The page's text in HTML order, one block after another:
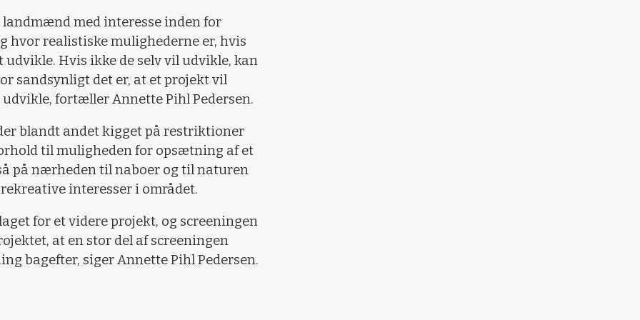
med interesse inden for
hvor realistiske mulighederne er, hvis
Hvis ikke de selv vil udvikle, kan
sandsynligt det er, at et projekt vil
fortæller Annette Pihl Pedersen.
blandt andet kigget på restriktioner
til muligheden for opsætning af et
på nærheden til naboer og til naturen
interesser i området.
for et videre projekt, og screeningen
at en stor del af screeningen
bagefter, siger Annette Pihl Pedersen.